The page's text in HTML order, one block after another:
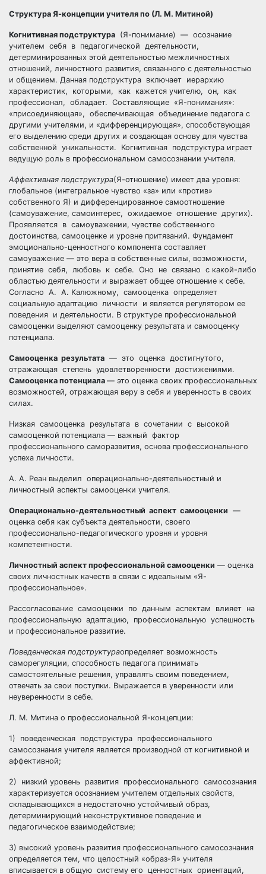
Структура Я-концепции учителя по (Л. М. Митиной)
Когнитивная подструктура (Я-понимание) — осознание
учителем себя в педагогической деятельности,
детерминированных этой деятельностью межличностных
отношений, личностного развития, связанного с деятельностью
и общением. Данная подструктура включает иерархию
характеристик, которыми, как кажется учителю, он, как
профессионал, обладает. Составляющие «Я-понимания»:
«присоединяющая», обеспечивающая объединение педагога с
другими учителями, и «дифференцирующая», способствующая
его выделению среди других и создающая основу для чувства
собственной уникальности. Когнитивная подструктура играет
ведущую роль в профессиональном самосознании учителя.
Аффективная подструктура(Я-отношение) имеет два уровня:
глобальное (интегральное чувство «за» или «против»
собственного Я) и дифференцированное самоотношение
(самоуважение, самоинтерес, ожидаемое отношение других).
Проявляется в самоуважении, чувстве собственного
достоинства, самооценке и уровне притязаний. Фундамент
эмоционально-ценностного компонента составляет
самоуважение — это вера в собственные силы, возможности,
принятие себя, любовь к себе. Оно не связано с какой-либо
областью деятельности и выражает общее отношение к себе.
Согласно А. А. Калюжному, самооценка определяет
социальную адаптацию личности и является регулятором ее
поведения и деятельности. В структуре профессиональной
самооценки выделяют самооценку результата и самооценку
потенциала.
Самооценка результата — это оценка достигнутого,
отражающая степень удовлетворенности достижениями.
Самооценка потенциала — это оценка своих профессиональных
возможностей, отражающая веру в себя и уверенность в своих
силах.
Низкая самооценка результата в сочетании с высокой
самооценкой потенциала — важный фактор
профессионального саморазвития, основа профессионального
успеха личности.
А. А. Реан выделил операционально-деятельностный и
личностный аспекты самооценки учителя.
Операционально-деятельностный аспект самооценки —
оценка себя как субъекта деятельности, своего
профессионально-педагогического уровня и уровня
компетентности.
Личностный аспект профессиональной самооценки — оценка
своих личностных качеств в связи с идеальным «Я-
профессиональное».
Рассогласование самооценки по данным аспектам влияет на
профессиональную адаптацию, профессиональную успешность
и профессиональное развитие.
Поведенческая подструктураопределяет возможность
саморегуляции, способность педагога принимать
самостоятельные решения, управлять своим поведением,
отвечать за свои поступки. Выражается в уверенности или
неуверенности в себе.
Л. М. Митина о профессиональной Я-концепции:
1) поведенческая подструктура профессионального
самосознания учителя является производной от когнитивной и
аффективной;
2) низкий уровень развития профессионального самосознания
характеризуется осознанием учителем отдельных свойств,
складывающихся в недостаточно устойчивый образ,
детерминирующий неконструктивное поведение и
педагогическое взаимодействие;
3) высокий уровень развития профессионального самосознания
определяется тем, что целостный «образ-Я» учителя
вписывается в общую систему его ценностных ориентаций,